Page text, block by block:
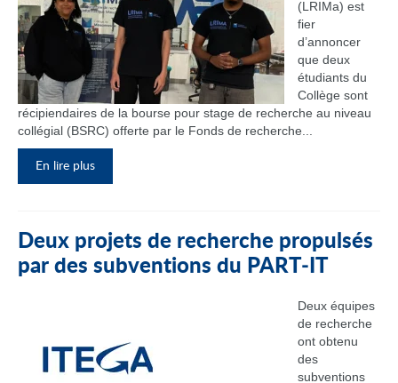
(LRIMa) est
fier
d’annoncer
que deux
étudiants du
Collège sont
récipiendaires de la bourse pour stage de recherche au niveau
collégial (BSRC) offerte par le Fonds de recherche...
En lire plus
Deux projets de recherche propulsés
par des subventions du PART‑IT
Deux équipes
de recherche
ont obtenu
des
subventions